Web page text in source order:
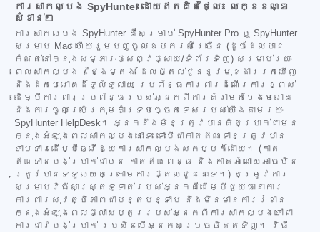
ការសាកល្បង SpyHunter ដោយឥតគិតថ្លៃ៖ លក្ខខណ្ឌ
សំខាន់ៗ
ការសាកល្បង SpyHunter គឺសម្រាប់ SpyHunter Pro ឬ SpyHunter
សម្រាប់ Mac ហើយរួមបញ្ចូលឧបករណ៍ច្រើន (ដូចដែលបាន
កំណត់នៅក្នុងសម្ភារៈផ្សព្វផ្សាយ/ទំព័រទិញ) សម្រាប់រយៈ
ពេលសាកល្បង 7 ថ្ងៃម្តង ដែលផ្តល់ជូននូវមុខងាររកឃើញ
និងដកមេរោគដ៏ទូលំទូលាយ ប្រព័ន្ធការពារដំណើរការខ្ពស់
ដើម្បីការពារប្រព័ន្ធរបស់អ្នកពីការគំរាមកំហែងមេរោគ
និងការចូលប្រើក្រុមគាំទ្របច្ចេកទេសរបស់យើងតាមរយៈ
SpyHunter HelpDesk។ អ្នកនឹងមិនត្រូវបានគិតប្រាក់ជាមុន
ក្នុងអំឡុងពេលសាកល្បងនោះទេ ទោះបីជាកាតឥណទានត្រូវបាន
ទាមទារដើម្បីធ្វើឱ្យការសាកល្បងសកម្មក៏ដោយ។ (កាត
ឥណទានបង់ប្រាក់ជាមុន កាតឥណពន្ធ និងកាតអំណោយអាចមិន
ត្រូវបានទទួលយកក្រោមការផ្តល់ជូននេះទេ។) តម្រូវការ
សម្រាប់វិធីសាស្ត្រទូទាត់របស់អ្នកគឺដើម្បីជួយធានាការ
ការពារសុវត្ថិភាពជាបន្តបន្ទាប់ និងមិនមានការរំខាន
ក្នុងអំឡុងពេលផ្លាស់ប្តូររបស់អ្នកពីការសាកល្បងទៅជា
ការជាវបង់ប្រាក់ ប្រសិនបើអ្នកសម្រេចចិត្តទិញ។ វិធី